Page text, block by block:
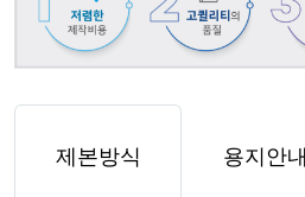
제본방식 용지안내